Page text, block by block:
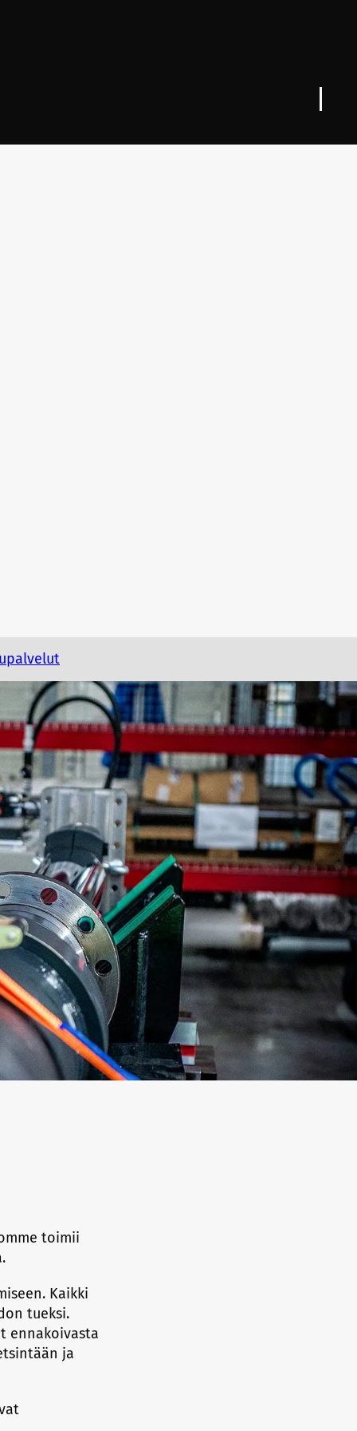
toimii
Kaikki
tueksi.
ennakoivasta
ja